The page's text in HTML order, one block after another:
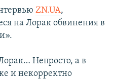
ZN.UA,
на Лорак обвинения в
Непросто, а в
и некорректно